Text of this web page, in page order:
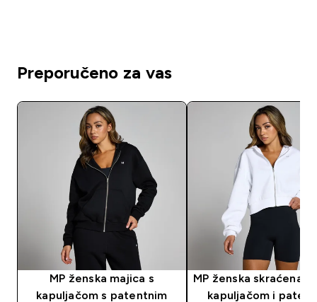
Preporučeno za vas
MP ženska majica s
kapuljačom s patentnim
MP ženska skraćena
kapuljačom i